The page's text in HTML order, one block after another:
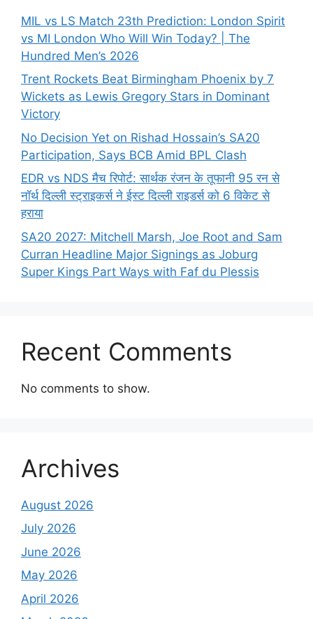
MIL vs LS Match 23th Prediction: London Spirit
vs MI London Who Will Win Today? | The
Hundred Men’s 2026
Trent Rockets Beat Birmingham Phoenix by 7
Wickets as Lewis Gregory Stars in Dominant
Victory
No Decision Yet on Rishad Hossain’s SA20
Participation, Says BCB Amid BPL Clash
EDR vs NDS मैच रिपोर्ट: सार्थक रंजन के तूफानी 95 रन से
नॉर्थ दिल्ली स्ट्राइकर्स ने ईस्ट दिल्ली राइडर्स को 6 विकेट से
हराया
SA20 2027: Mitchell Marsh, Joe Root and Sam
Curran Headline Major Signings as Joburg
Super Kings Part Ways with Faf du Plessis
Recent Comments
No comments to show.
Archives
August 2026
July 2026
June 2026
May 2026
April 2026